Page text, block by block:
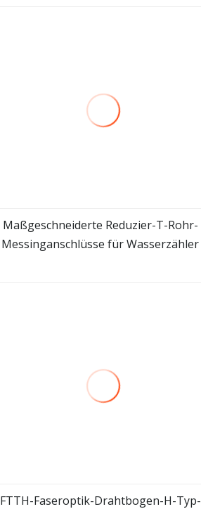
mehr sehen
Maßgeschneiderte Reduzier-T-Rohr-
Messinganschlüsse für Wasserzähler
FTTH-Faseroptik-Drahtbogen-H-Typ-